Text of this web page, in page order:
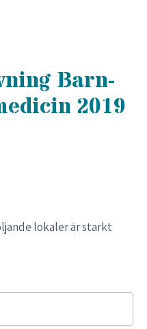
Barn-
2019
lokaler är starkt